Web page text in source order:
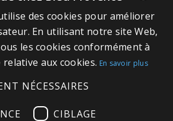
Provence
FRENCH
ITALIAN
GERMAN
des cookies pour améliorer
En utilisant notre site Web,
les cookies conformément à
aux cookies. En savoir plus
NÉCESSAIRES
CIBLAGE